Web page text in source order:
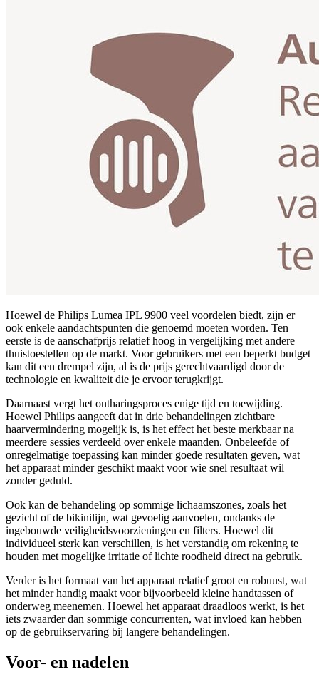
Hoewel de Philips Lumea IPL 9900 veel voordelen biedt, zijn er
ook enkele aandachtspunten die genoemd moeten worden. Ten
eerste is de aanschafprijs relatief hoog in vergelijking met andere
thuistoestellen op de markt. Voor gebruikers met een beperkt budget
kan dit een drempel zijn, al is de prijs gerechtvaardigd door de
technologie en kwaliteit die je ervoor terugkrijgt.
Daarnaast vergt het ontharingsproces enige tijd en toewijding.
Hoewel Philips aangeeft dat in drie behandelingen zichtbare
haarvermindering mogelijk is, is het effect het beste merkbaar na
meerdere sessies verdeeld over enkele maanden. Onbeleefde of
onregelmatige toepassing kan minder goede resultaten geven, wat
het apparaat minder geschikt maakt voor wie snel resultaat wil
zonder geduld.
Ook kan de behandeling op sommige lichaamszones, zoals het
gezicht of de bikinilijn, wat gevoelig aanvoelen, ondanks de
ingebouwde veiligheidsvoorzieningen en filters. Hoewel dit
individueel sterk kan verschillen, is het verstandig om rekening te
houden met mogelijke irritatie of lichte roodheid direct na gebruik.
Verder is het formaat van het apparaat relatief groot en robuust, wat
het minder handig maakt voor bijvoorbeeld kleine handtassen of
onderweg meenemen. Hoewel het apparaat draadloos werkt, is het
iets zwaarder dan sommige concurrenten, wat invloed kan hebben
op de gebruikservaring bij langere behandelingen.
Voor- en nadelen